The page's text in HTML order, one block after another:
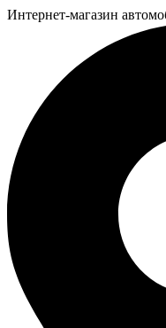
Интернет-магазин